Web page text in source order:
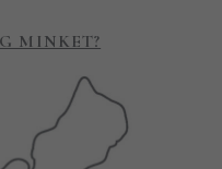
MINKET?